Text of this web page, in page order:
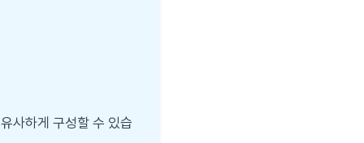
사하게 구성할 수 있습